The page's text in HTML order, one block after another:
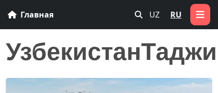
Главная UZ RU